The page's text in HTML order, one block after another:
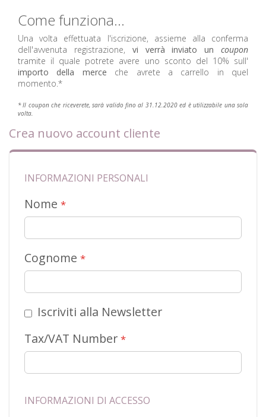
Come funziona...
Una volta effettuata l'iscrizione, assieme alla conferma
dell'avvenuta registrazione, vi verrà inviato uncoupon
tramite il quale potrete avere uno sconto del 10% sull'
importo della merce che avrete a carrello in quel
momento.*
* Il couponche riceverete, sarà valido fino al 31.12.2020 ed è utilizzabile una sola
volta.
Crea nuovo account cliente
INFORMAZIONI PERSONALI
Nome
Cognome
Iscriviti alla Newsletter
Tax/VAT Number
INFORMAZIONI DI ACCESSO